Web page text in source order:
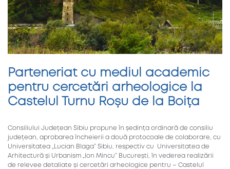
Parteneriat cu mediul academic
pentru cercetări arheologice la
Castelul Turnu Roșu de la Boița
Consiliului Județean Sibiu propune în ședința ordinară de consiliu
județean, aprobarea încheierii a două protocoale de colaborare, cu
Universitatea „Lucian Blaga” Sibiu, respectiv cu Universitatea de
Arhitectură și Urbanism „Ion Mincu” București, în vederea realizării
de relevee detaliate și cercetări arheologice pentru – Castelul